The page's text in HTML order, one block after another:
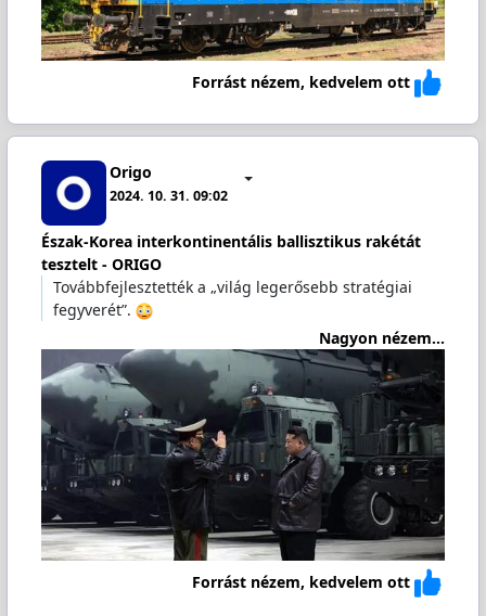
Forrást nézem, kedvelem ott
Origo
2024. 10. 31. 09:02
Észak-Korea interkontinentális ballisztikus rakétát
tesztelt - ORIGO
Továbbfejlesztették a „világ legerősebb stratégiai
fegyverét”.
Nagyon nézem...
Forrást nézem, kedvelem ott